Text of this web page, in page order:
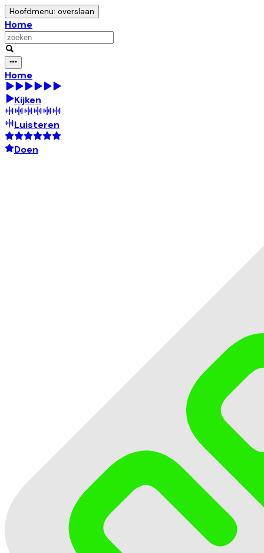
Hoofdmenu: overslaan
Home
Home
Kijken
Luisteren
Doen